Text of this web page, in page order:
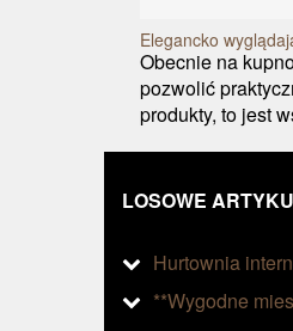
Elegancko
Obecnie na
pozwolić
produkty, to jest
LOSOWE
Hurtownia
**Wygodne